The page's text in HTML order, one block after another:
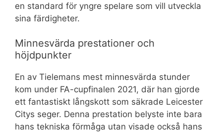
en standard för yngre spelare som vill utveckla
sina färdigheter.
Minnesvärda prestationer och
höjdpunkter
En av Tielemans mest minnesvärda stunder
kom under FA-cupfinalen 2021, där han gjorde
ett fantastiskt långskott som säkrade Leicester
Citys seger. Denna prestation belyste inte bara
hans tekniska förmåga utan visade också hans